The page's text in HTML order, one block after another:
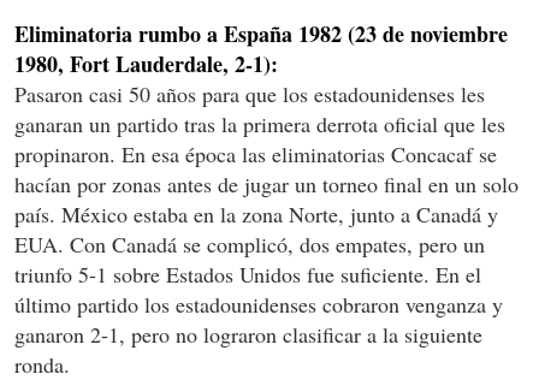
Eliminatoria rumbo a España 1982 (23 de noviembre
1980, Fort Lauderdale, 2-1):
Pasaron casi 50 años para que los estadounidenses les
ganaran un partido tras la primera derrota oficial que les
propinaron. En esa época las eliminatorias Concacaf se
hacían por zonas antes de jugar un torneo final en un solo
país. México estaba en la zona Norte, junto a Canadá y
EUA. Con Canadá se complicó, dos empates, pero un
triunfo 5-1 sobre Estados Unidos fue suficiente. En el
último partido los estadounidenses cobraron venganza y
ganaron 2-1, pero no lograron clasificar a la siguiente
ronda.